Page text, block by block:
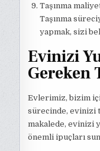
Taşınma
Taşınma
yapmak, sizi
Evinizi
Gereken
Evlerimiz, bizim
sürecinde, evinizi
makalede, evinizi
önemli ipuçları